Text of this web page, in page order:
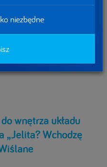
wnętrza układu
„Jelita? Wchodzę
niezbędne